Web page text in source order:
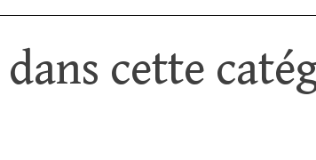
cette